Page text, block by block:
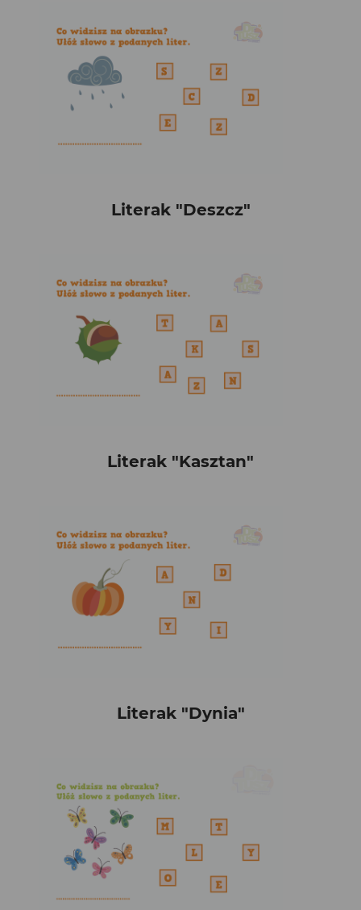
Literak "Deszcz"
Literak "Kasztan"
Literak "Dynia"